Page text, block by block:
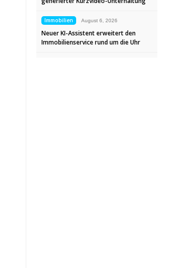
Immobilien August 6, 2026
Neuer KI-Assistent erweitert den
Immobilienservice rund um die Uhr